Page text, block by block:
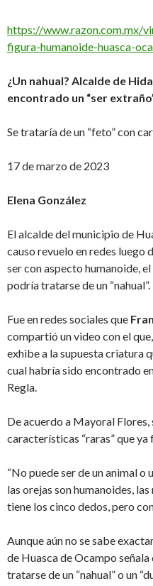
https://www.razon.com.mx/
figura-humanoide-huasca-
¿Un nahual? Alcalde de
encontrado un “ser
Se trataría de un “feto” con
17 de marzo de 2023
Elena González
El alcalde del municipio de
causo revuelo en redes luego
ser con aspecto humanoide,
podría tratarse de un “nahual”.
Fue en redes sociales que
compartió un video con el
exhibe a la supuesta criatura
cual habría sido encontrado
Regla.
De acuerdo a Mayoral Flores,
características “raras” que
“No puede ser de un animal o
las orejas son humanoides,
tiene los cinco dedos, pero
Aunque aún no se sabe
de Huasca de Ocampo
tratarse de un “nahual” o un